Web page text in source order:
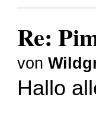
Re:
von
Hallo